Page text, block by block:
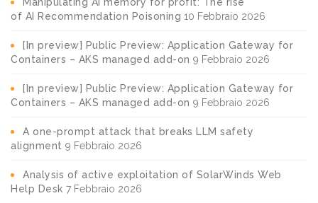
of AI Recommendation Poisoning 10 Febbraio 2026
[In preview] Public Preview: Application Gateway for
Containers – AKS managed add-on 9 Febbraio 2026
[In preview] Public Preview: Application Gateway for
Containers – AKS managed add-on 9 Febbraio 2026
A one-prompt attack that breaks LLM safety
alignment 9 Febbraio 2026
Analysis of active exploitation of SolarWinds Web
Help Desk 7 Febbraio 2026